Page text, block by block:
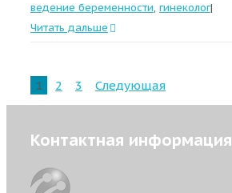
ведение беременности, гинеколог|
Читать дальше
1 2 3 Следующая
Контактная информация